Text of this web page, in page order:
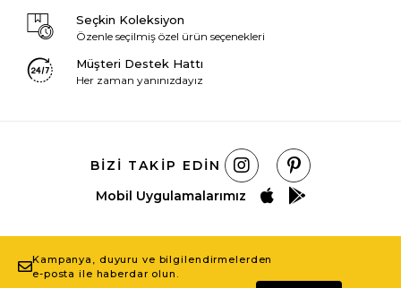
Seçkin Koleksiyon
Özenle seçilmiş özel ürün seçenekleri
Müşteri Destek Hattı
Her zaman yanınızdayız
BIZI TAKIP EDIN
Mobil Uygulamalarımız
Kampanya, duyuru ve bilgilendirmelerden
e-posta ile haberdar olun.